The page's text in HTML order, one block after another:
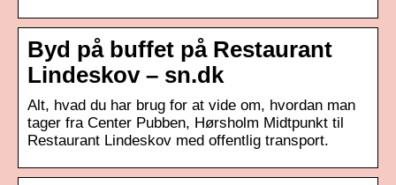
Byd på buffet på Restaurant
Lindeskov – sn.dk
Alt, hvad du har brug for at vide om, hvordan man
tager fra Center Pubben, Hørsholm Midtpunkt til
Restaurant Lindeskov med offentlig transport.